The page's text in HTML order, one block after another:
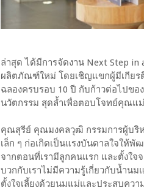
ล่าสุด ได้มีการจัดงาน Next Step
ผลิตภัณฑ์ใหม่ โดยเชิญแขกผู้มีเกียร
ฉลองครบรอบ 10 ปี กับก้าวต่อไปข
นวัตกรรม สุดล้ำเพื่อตอบโจทย์คุณแ
คุณสุรีย์ คุณมงคลวุฒิ กรรมการผู้บริห
เล็ก ๆ ก่อเกิดเป็นแรงบันดาลใจให้
จากตอนที่เรามีลูกคนแรก และตั้งใจ
บวกกับเราไม่มีความรู้เกี่ยวกับน้ำน
ตั้งใจเลี้ยงด้วยนมแม่และประสบควา